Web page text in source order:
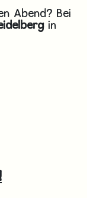
Abend? Bei
in